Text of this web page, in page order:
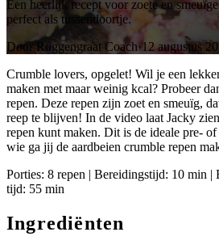
Een heerlijk recept voor zoete en smeuïge
perfect als tussendoortje.
DoorRuggengraat Coach·12 augustus
Crumble lovers, opgelet! Wil je een
maken met maar weinig kcal? Probeer
repen. Deze repen zijn zoet en smeuïg,
reep te blijven! In de video laat Jacky
repen kunt maken. Dit is de ideale pre-
wie ga jij de aardbeien crumble repen
Porties: 8 repen | Bereidingstijd: 10 min
tijd: 55 min
Ingrediënten